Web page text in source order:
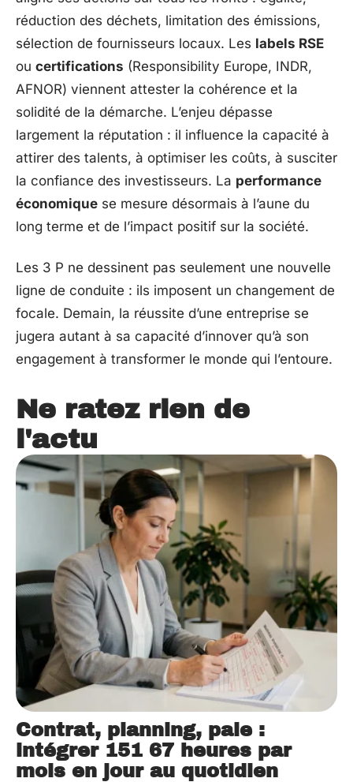
réduction des déchets, limitation des émissions,
sélection de fournisseurs locaux. Les labels RSE
ou certifications (Responsibility Europe, INDR,
AFNOR) viennent attester la cohérence et la
solidité de la démarche. L’enjeu dépasse
largement la réputation : il influence la capacité à
attirer des talents, à optimiser les coûts, à susciter
la confiance des investisseurs. La performance
économique se mesure désormais à l’aune du
long terme et de l’impact positif sur la société.
Les 3 P ne dessinent pas seulement une nouvelle
ligne de conduite : ils imposent un changement de
focale. Demain, la réussite d’une entreprise se
jugera autant à sa capacité d’innover qu’à son
engagement à transformer le monde qui l’entoure.
Ne ratez rien de
l'actu
Contrat, planning, paie :
intégrer 151 67 heures par
mois en jour au quotidien